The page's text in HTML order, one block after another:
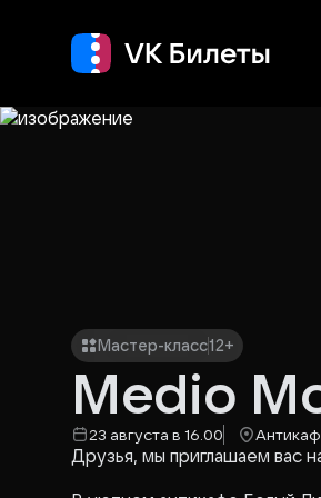
Мастер-класс12+
Medio
23 августа в 16.00
Друзья, мы приглашаем вас